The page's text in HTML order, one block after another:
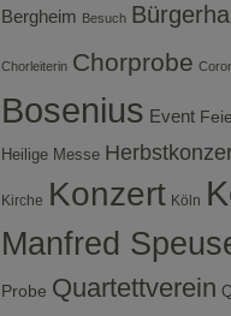
Bergheim Besuch
Chorleiterin Chorprobe
Bosenius Event
Heilige Messe
Kirche Konzert Köln
Manfred
Probe Quartettverein